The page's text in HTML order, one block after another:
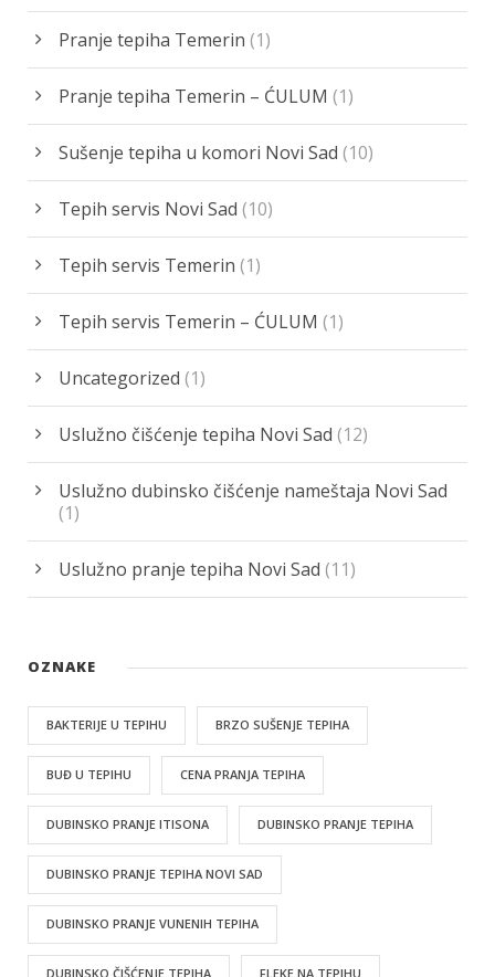
Pranje tepiha Temerin (1)
Pranje tepiha Temerin – ĆULUM (1)
Sušenje tepiha u komori Novi Sad (10)
Tepih servis Novi Sad (10)
Tepih servis Temerin (1)
Tepih servis Temerin – ĆULUM (1)
Uncategorized (1)
Uslužno čišćenje tepiha Novi Sad (12)
Uslužno dubinsko čišćenje nameštaja Novi Sad
(1)
Uslužno pranje tepiha Novi Sad (11)
OZNAKE
BAKTERIJE U TEPIHU BRZO SUŠENJE TEPIHA
BUĐ U TEPIHU CENA PRANJA TEPIHA
DUBINSKO PRANJE ITISONA DUBINSKO PRANJE TEPIHA
DUBINSKO PRANJE TEPIHA NOVI SAD
DUBINSKO PRANJE VUNENIH TEPIHA
DUBINSKO ČIŠĆENJE TEPIHA FLEKE NA TEPIHU